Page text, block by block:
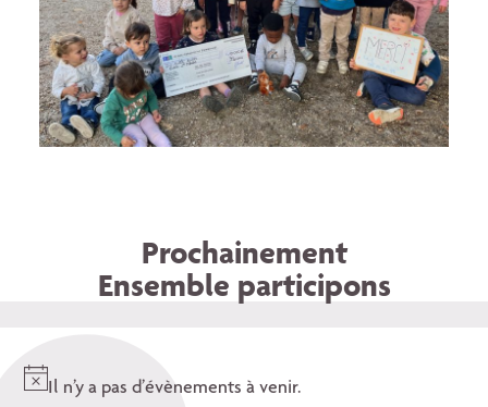
Prochainement
Ensemble participons
Il n’y a pas d’évènements à venir.